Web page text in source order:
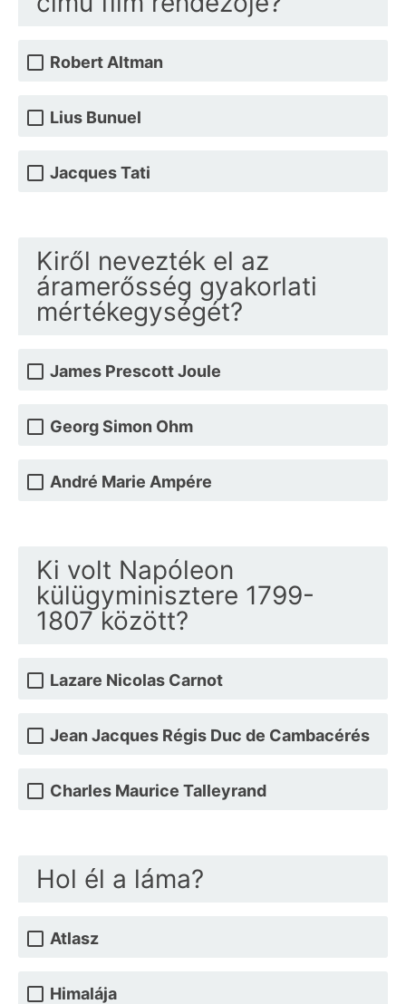
Robert Altman
Lius Bunuel
Jacques Tati
Kiről nevezték el az
áramerősség gyakorlati
mértékegységét?
James Prescott Joule
Georg Simon Ohm
André Marie Ampére
Ki volt Napóleon
külügyminisztere 1799-
1807 között?
Lazare Nicolas Carnot
Jean Jacques Régis Duc de Cambacérés
Charles Maurice Talleyrand
Hol él a láma?
Atlasz
Himalája